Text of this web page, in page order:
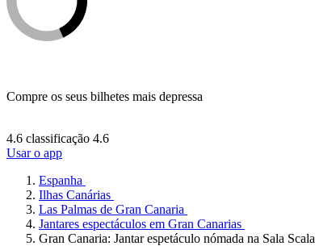
Compre os seus bilhetes mais depressa
4.6 classificação 4.6
Usar o app
Espanha
Ilhas Canárias
Las Palmas de Gran Canaria
Jantares espectáculos em Gran Canarias
Gran Canaria: Jantar espetáculo nómada na Sala Scala